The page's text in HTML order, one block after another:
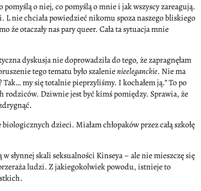
o niej, co pomyślą o mnie i jak wszyscy zareagują.
nie chciała powiedzieć nikomu spoza naszego bliskiego
otaczały nas pary queer. Cała ta sytuacja mnie
dyskusja nie doprowadziła do tego, że zapragnęłam
tego tematu było szalenienieeleganckie. Nie ma
my się totalnie pieprzyliśmy. I kochałem ją.” To po
rodziców. Dziwnie jest być kimś pomiędzy. Sprawia, że
dzieci. Miałam chłopaków przez całą szkołę
słynnej skali seksualności Kinseya – ale nie mieszczę się
ludzi. Z jakiegokolwiek powodu, istnieje to